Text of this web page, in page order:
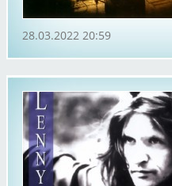
28.03.2022 20:59